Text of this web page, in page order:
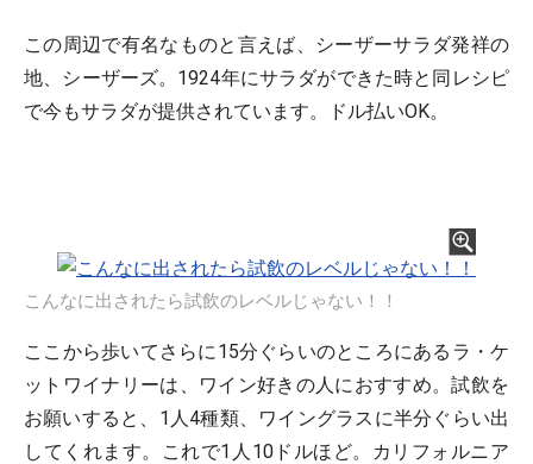
この周辺で有名なものと言えば、シーザーサラダ発祥の
地、シーザーズ。1924年にサラダができた時と同レシピ
で今もサラダが提供されています。ドル払いOK。
こんなに出されたら試飲のレベルじゃない！！
ここから歩いてさらに15分ぐらいのところにあるラ・ケ
ットワイナリーは、ワイン好きの人におすすめ。試飲を
お願いすると、1人4種類、ワイングラスに半分ぐらい出
してくれます。これで1人10ドルほど。カリフォルニア